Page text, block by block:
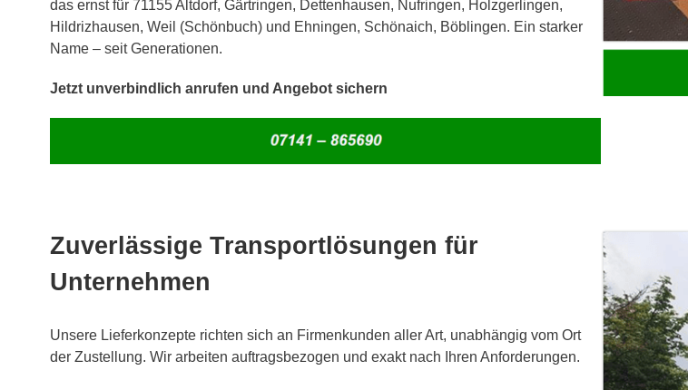
das ernst für 71155 Altdorf, Gärtringen, Dettenhausen, Nufringen, Holzgerlingen,
Hildrizhausen, Weil (Schönbuch) und Ehningen, Schönaich, Böblingen. Ein starker
Name – seit Generationen.
Jetzt unverbindlich anrufen und Angebot sichern
Zuverlässige Transportlösungen für
Unternehmen
Unsere Lieferkonzepte richten sich an Firmenkunden aller Art, unabhängig vom Ort
der Zustellung. Wir arbeiten auftragsbezogen und exakt nach Ihren Anforderungen.